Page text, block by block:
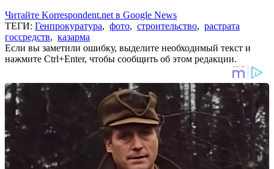
Читайте Korrespondent.net в Google News
ТЕГИ: Генпрокуратура, фото, строительство, растрата
госсредств, казарма
Если вы заметили ошибку, выделите необходимый текст и
нажмите Ctrl+Enter, чтобы сообщить об этом редакции.